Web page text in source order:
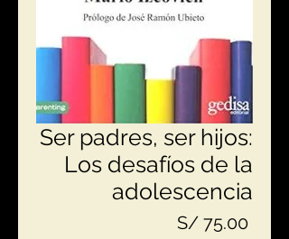
Ser padres, ser hijos:
Los desafíos de la
adolescencia
S/ 75.00Precio